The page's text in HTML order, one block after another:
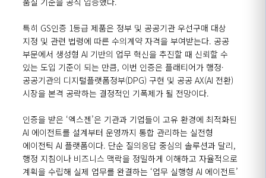
특히 GS인증 1등급 제품은 정부 및 공공기관 우선구매 대상
지정 및 관련 법령에 따른 수의계약 자격을 부여받는다. 공공
부문에서 생성형 AI 기반의 업무 혁신을 추진할 때 신뢰할 수
있는 도입 기준이 되는 만큼, 이번 인증은 플래티어가 행정·
공공기관의 디지털플랫폼정부(DPG) 구현 및 공공 AX(AI 전환)
시장을 본격 공략하는 결정적인 기폭제가 될 전망이다.
인증을 받은 ‘엑스젠’은 기관과 기업들이 고유 환경에 최적화된
AI 에이전트를 설계부터 운영까지 통합 관리하는 실전형
에이전틱 AI 플랫폼이다. 단순 질의응답 중심의 솔루션과 달리,
행정 지침이나 비즈니스 맥락을 정밀하게 이해하고 자율적으로
계획을 수립해 실제 업무를 완결하는 ‘업무 실행형 AI 에이전트’